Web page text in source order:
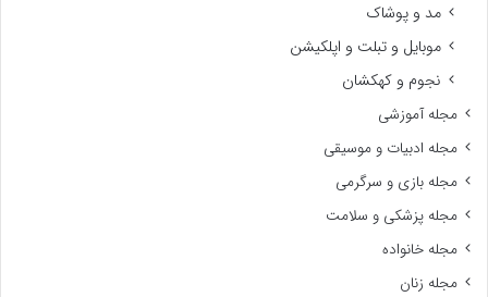
مد و پوشاک
موبایل و تبلت و اپلکیشن
نجوم و کهکشان
مجله آموزشی
مجله ادبیات و موسیقی
مجله بازی و سرگرمی
مجله پزشکی و سلامت
مجله خانواده
مجله زنان